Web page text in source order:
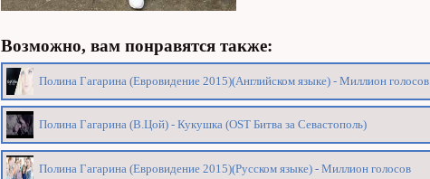
Возможно, вам понравятся также:
Полина Гагарина (Евровидение 2015)(Английском языке) - Миллион голосов
Полина Гагарина (В.Цой) - Кукушка (OST Битва за Севастополь)
Полина Гагарина (Евровидение 2015)(Русском языке) - Миллион голосов